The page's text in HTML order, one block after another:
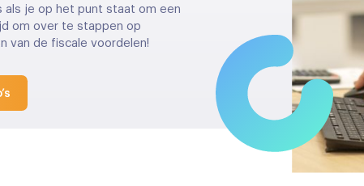
als je op het punt staat om een
om over te stappen op
van de fiscale voordelen!